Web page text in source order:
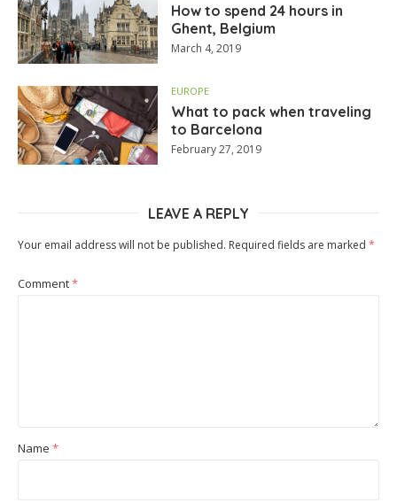
How to spend 24 hours in
Ghent, Belgium
March 4, 2019
EUROPE
What to pack when traveling
to Barcelona
February 27, 2019
LEAVE A REPLY
Your email address will not be published. Required fields are marked *
Comment*
Name *